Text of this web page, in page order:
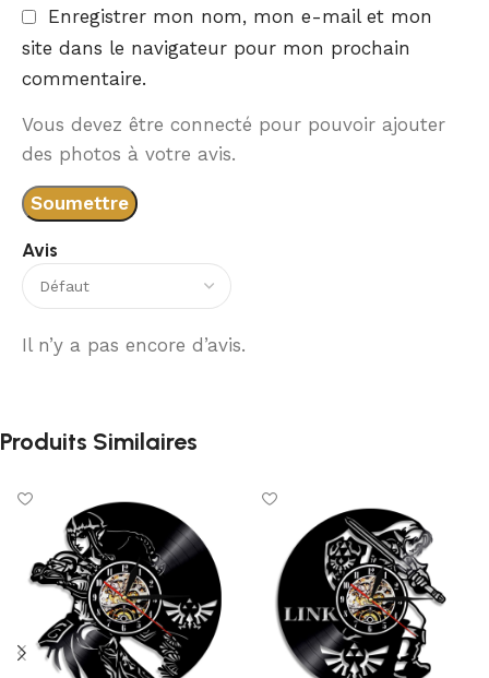
Avis
Il n’y a pas encore d’avis.
Enregistrer mon nom, mon e-mail et mon
site dans le navigateur pour mon prochain
commentaire.
Vous devez être connecté pour pouvoir ajouter
des photos à votre avis.
Produits Similaires